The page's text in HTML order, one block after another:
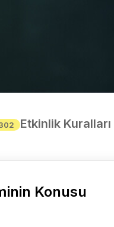
Etkinlik Kuralları
Konusu